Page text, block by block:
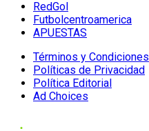
RedGol
Futbolcentroamerica
APUESTAS
Términos y Condiciones
Políticas de Privacidad
Política Editorial
Ad Choices